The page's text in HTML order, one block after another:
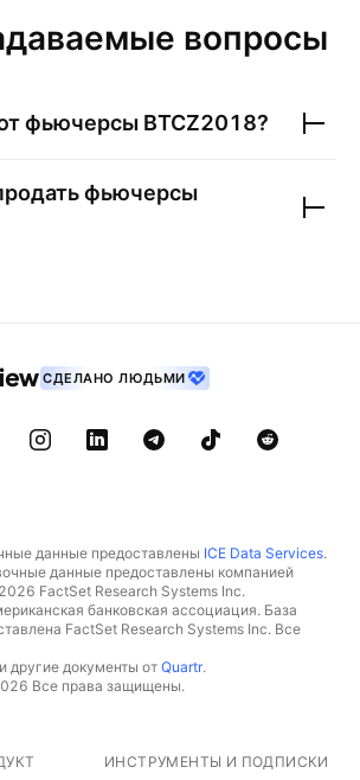
вопросы
фьючерсы BTCZ2018?
фьючерсы
СДЕЛАНО ЛЮДЬМИ
данные предоставлены ICE Data Services.
данные предоставлены компанией
FactSet Research Systems Inc.
банковская ассоциация. База
FactSet Research Systems Inc. Все
другие документы от Quartr.
Все права защищены.
ИНСТРУМЕНТЫ И ПОДПИСКИ